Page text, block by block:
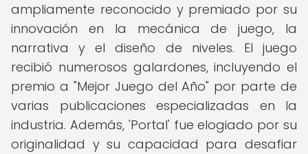
ampliamente reconocido y premiado por su
innovación en la mecánica de juego, la
narrativa y el diseño de niveles. El juego
recibió numerosos galardones, incluyendo el
premio a "Mejor Juego del Año" por parte de
varias publicaciones especializadas en la
industria. Además, 'Portal' fue elogiado por su
originalidad y su capacidad para desafiar